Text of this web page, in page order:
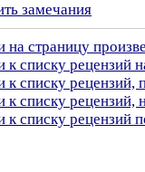
замечания
на страницу
к списку рецензий
к списку
к списку
к списку рецензий